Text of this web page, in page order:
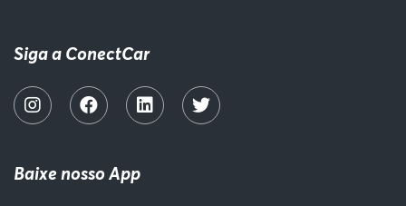
Siga a ConectCar
Baixe nosso App